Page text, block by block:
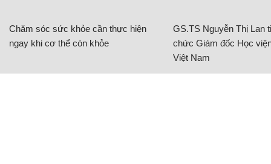
Chăm sóc sức khỏe cần thực hiện
ngay khi cơ thể còn khỏe
GS.TS Nguyễn Thị Lan
chức Giám đốc Học
Việt Nam